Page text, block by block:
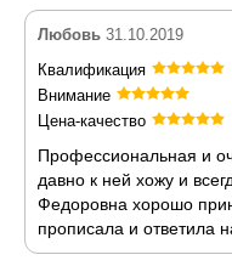
Любовь 31.10.2019
Квалификация
Внимание
Цена-качество
Профессиональная и
давно к ней хожу и
Федоровна хорошо
прописала и ответила